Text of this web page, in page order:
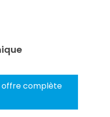
offre complète